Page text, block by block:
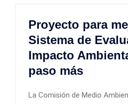
Proyecto para
Sistema de
Impacto
paso más
La Comisión de Medio